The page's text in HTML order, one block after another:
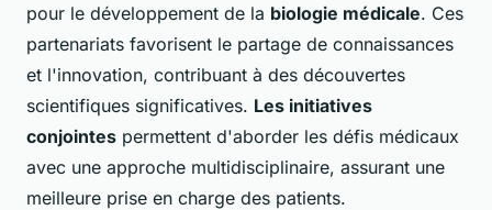
pour le développement de la biologie médicale. Ces
partenariats favorisent le partage de connaissances
et l'innovation, contribuant à des découvertes
scientifiques significatives. Les initiatives
conjointes permettent d'aborder les défis médicaux
avec une approche multidisciplinaire, assurant une
meilleure prise en charge des patients.